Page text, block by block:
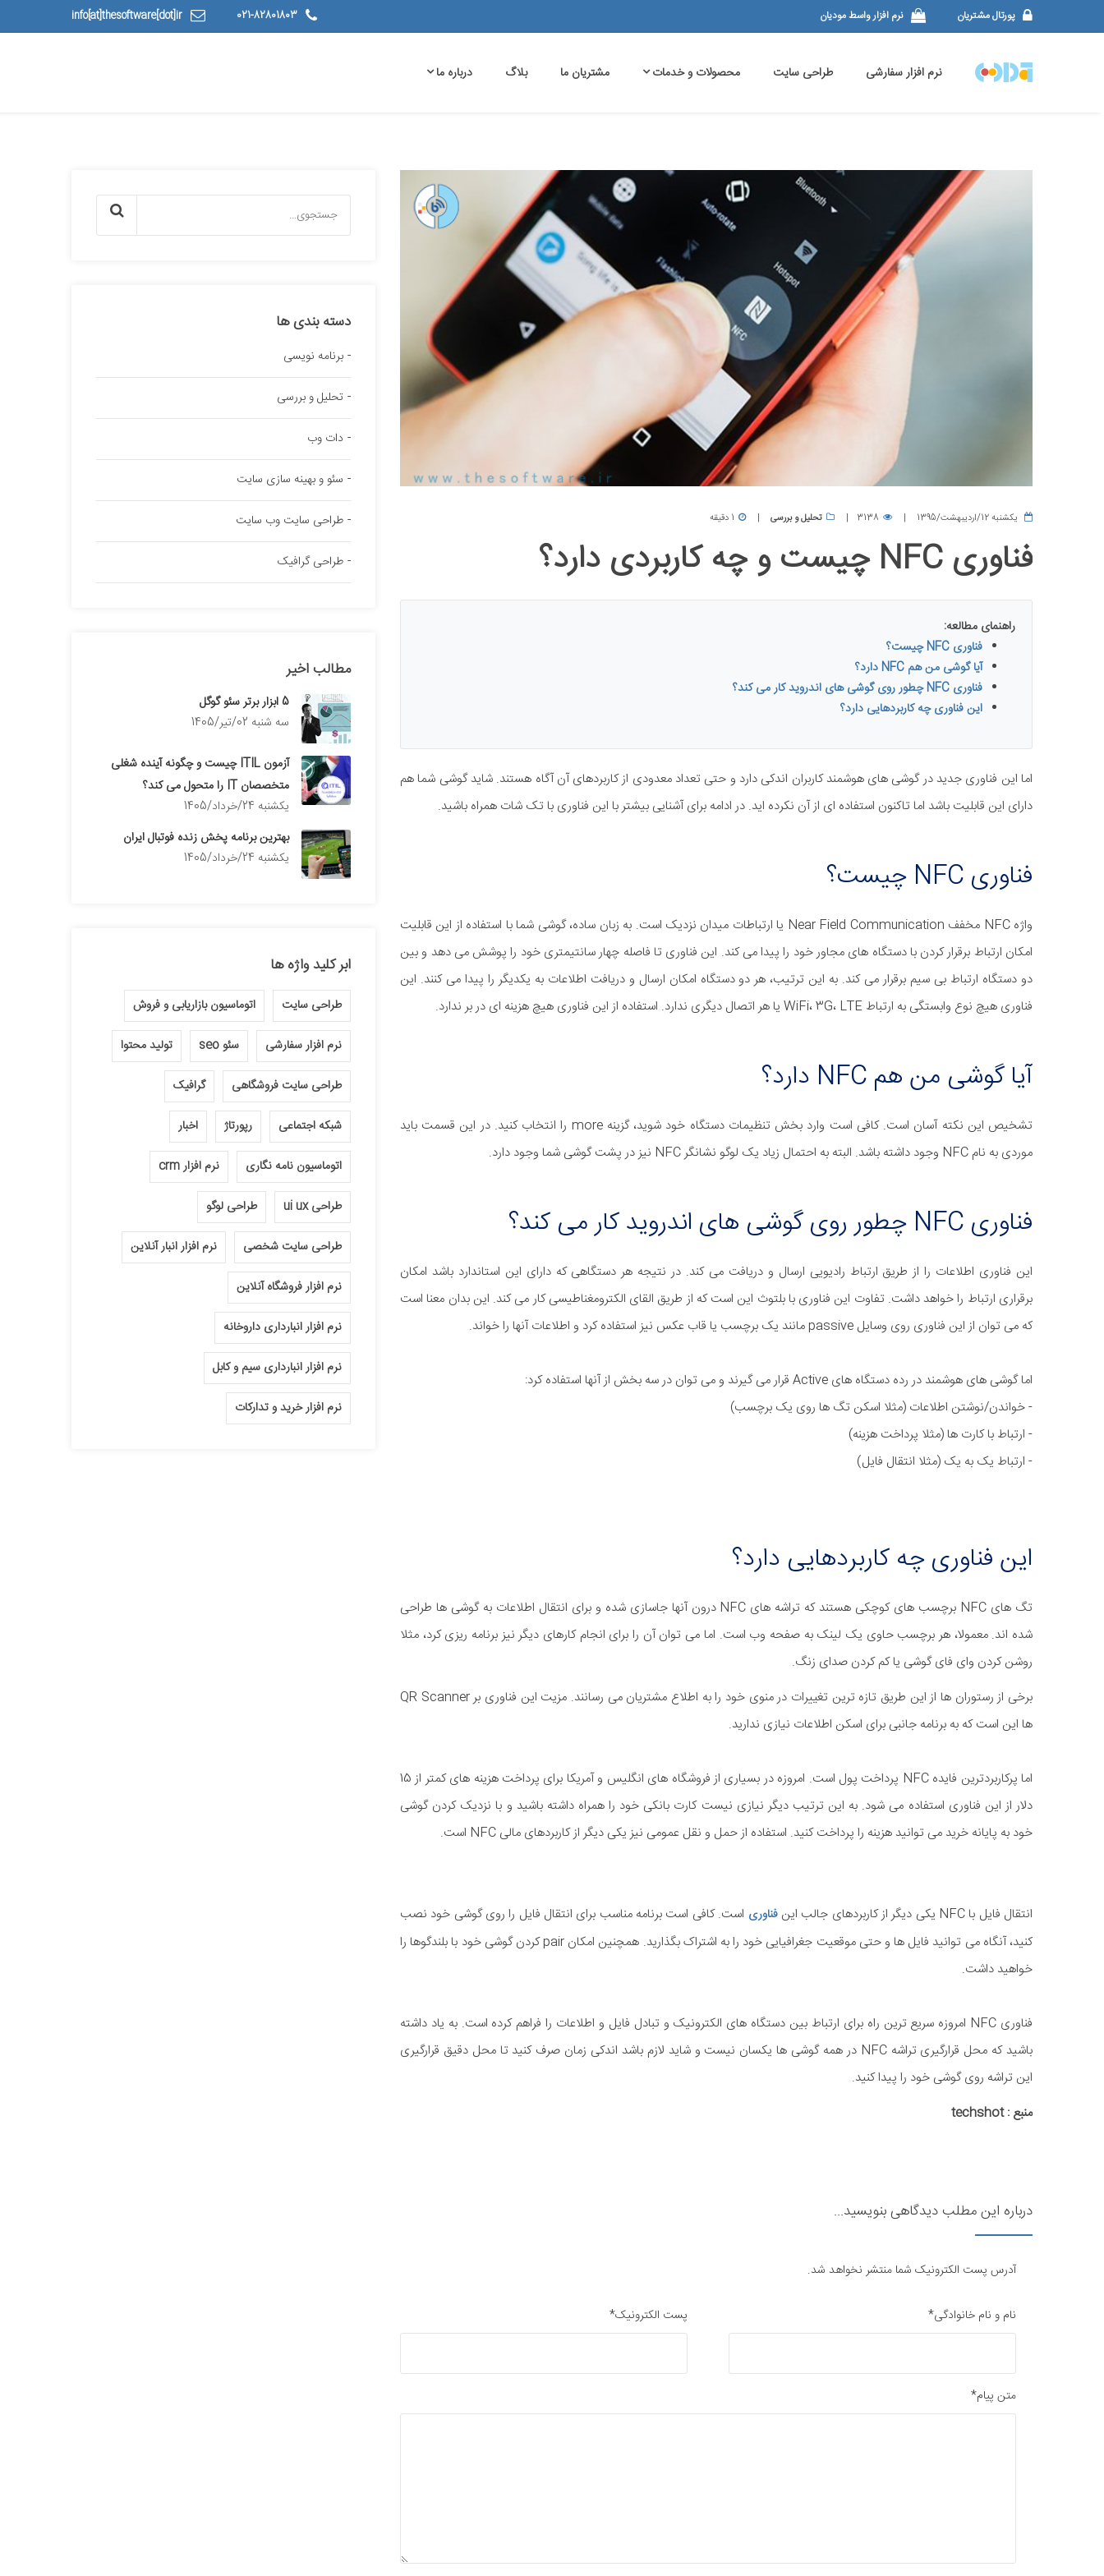
پورتال مشتریان نرم افزار واسط مودیان 021-82801803
info[at]thesoftware[dot]ir
نرم افزار سفارشی طراحی سایت محصولات و خدمات مشتریان ما بلاگ درباره ما
يكشنبه 12/اردیبهشت/1395 3138 تحلیل و بررسی 1 دقیقه
فناوری NFC چیست و چه کاربردی دارد؟
راهنمای مطالعه:
فناوری NFC چیست؟
آیا گوشی من هم NFC دارد؟
فناوری NFC چطور روی گوشی های اندروید کار می کند؟
این فناوری چه کاربردهایی دارد؟
اما این فناوری جدید در گوشی های هوشمند کاربران اندکی دارد و حتی تعداد معدودی از کاربردهای آن آگاه هستند. شاید گوشی شما هم
دارای این قابلیت باشد اما تاکنون استفاده ای از آن نکرده اید. در ادامه برای آشنایی بیشتر با این فناوری با تک شات همراه باشید.
فناوری NFC چیست؟
واژه NFC مخفف Near Field Communication یا ارتباطات میدان نزدیک است. به زبان ساده، گوشی شما با استفاده از این قابلیت
امکان ارتباط برقرار کردن با دستگاه های مجاور خود را پیدا می کند. این فناوری تا فاصله چهار سانتیمتری خود را پوشش می دهد و بین
دو دستگاه ارتباط بی سیم برقرار می کند. به این ترتیب، هر دو دستگاه امکان ارسال و دریافت اطلاعات به یکدیگر را پیدا می کنند. این
فناوری هیچ نوع وابستگی به ارتباط WiFi، 3G، LTE یا هر اتصال دیگری ندارد. استفاده از این فناوری هیچ هزینه ای در بر ندارد.
آیا گوشی من هم NFC دارد؟
تشخیص این نکته آسان است. کافی است وارد بخش تنظیمات دستگاه خود شوید، گزینه more را انتخاب کنید. در این قسمت باید
موردی به نام NFC وجود داشته باشد. البته به احتمال زیاد یک لوگو نشانگر NFC نیز در پشت گوشی شما وجود دارد.
فناوری NFC چطور روی گوشی های اندروید کار می کند؟
این فناوری اطلاعات را از طریق ارتباط رادیویی ارسال و دریافت می کند. در نتیجه هر دستگاهی که دارای این استاندارد باشد امکان
برقراری ارتباط را خواهد داشت. تفاوت این فناوری با بلتوث این است که از طریق القای الکترومغناطیسی کار می کند. این بدان معنا است
که می توان از این فناوری روی وسایل passive مانند یک برچسب یا قاب عکس نیز استفاده کرد و اطلاعات آنها را خواند.
اما گوشی های هوشمند در رده دستگاه های Active قرار می گیرند و می توان در سه بخش از آنها استفاده کرد:
- خواندن/نوشتن اطلاعات (مثلا اسکن تگ ها روی یک برچسب)
- ارتباط با کارت ها (مثلا پرداخت هزینه)
- ارتباط یک به یک (مثلا انتقال فایل)
این فناوری چه کاربردهایی دارد؟
تگ های NFC برچسب های کوچکی هستند که تراشه های NFC درون آنها جاسازی شده و برای انتقال اطلاعات به گوشی ها طراحی
شده اند. معمولا، هر برچسب حاوی یک لینک به صفحه وب است. اما می توان آن را برای انجام کارهای دیگر نیز برنامه ریزی کرد، مثلا
روشن کردن وای فای گوشی یا کم کردن صدای زنگ.
برخی از رستوران ها از این طریق تازه ترین تغییرات در منوی خود را به اطلاع مشتریان می رسانند. مزیت این فناوری بر QR Scanner
ها این است که به برنامه جانبی برای اسکن اطلاعات نیازی ندارید.
اما پرکاربردترین فایده NFC پرداخت پول است. امروزه در بسیاری از فروشگاه های انگلیس و آمریکا برای پرداخت هزینه های کمتر از 15
دلار از این فناوری استفاده می شود. به این ترتیب دیگر نیازی نیست کارت بانکی خود را همراه داشته باشید و با نزدیک کردن گوشی
خود به پایانه خرید می توانید هزینه را پرداخت کنید. استفاده از حمل و نقل عمومی نیز یکی دیگر از کاربردهای مالی NFC است.
انتقال فایل با NFC یکی دیگر از کاربردهای جالب این فناوری است. کافی است برنامه مناسب برای انتقال فایل را روی گوشی خود نصب
کنید، آنگاه می توانید فایل ها و حتی موقعیت جغرافیایی خود را به اشتراک بگذارید. همچنین امکان pair کردن گوشی خود با بلندگوها را
خواهید داشت.
فناوری NFC امروزه سریع ترین راه برای ارتباط بین دستگاه های الکترونیک و تبادل فایل و اطلاعات را فراهم کرده است. به یاد داشته
باشید که محل قرارگیری تراشه NFC در همه گوشی ها یکسان نیست و شاید لازم باشد اندکی زمان صرف کنید تا محل دقیق قرارگیری
این تراشه روی گوشی خود را پیدا کنید.
منبع : techshot
درباره این مطلب دیدگاهی بنویسید...
آدرس پست الکترونیک شما منتشر نخواهد شد.
نام و نام خانوادگی* پست الکترونیک*
متن پیام*
دسته بندی ها
برنامه نویسی
تحلیل و بررسی
دات وب
سئو و بهینه سازی سایت
طراحی سایت وب سایت
طراحی گرافیک
مطالب اخیر
5 ابزار برتر سئو گوگل
سه شنبه 02/تیر/1405
آزمون ITIL چیست و چگونه آینده شغلی
متخصصان IT را متحول می کند؟
يكشنبه 24/خرداد/1405
بهترین برنامه پخش زنده فوتبال ایران
يكشنبه 24/خرداد/1405
ابر کلید واژه ها
طراحی سایت اتوماسیون بازاریابی و فروش
نرم افزار سفارشی سئو seo تولید محتوا
طراحی سایت فروشگاهی گرافیک
شبکه اجتماعی رپورتاژ اخبار
اتوماسیون نامه نگاری نرم افزار crm
طراحی ui ux طراحی لوگو
طراحی سایت شخصی نرم افزار انبار آنلاین
نرم افزار فروشگاه آنلاین
نرم افزار انبارداری داروخانه
نرم افزار انبارداری سیم و کابل
نرم افزار خرید و تدارکات